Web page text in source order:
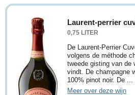
Laurent-perrier
0,75 LITER
De Laurent-Perrier
volgens de méthode
tweede gisting van de
vindt. De champagne
100% pinot noir. De ...
Meer over deze wijn